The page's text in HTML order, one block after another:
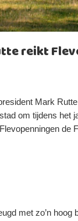
reikt
Mark
om tijdens het
de
met zo’n hoog